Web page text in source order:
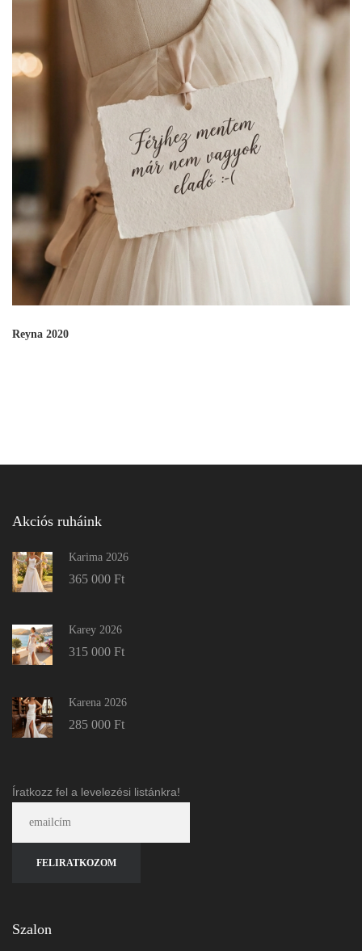
Reyna 2020
Akciós ruháink
Karima 2026
365 000 Ft
Karey 2026
315 000 Ft
Karena 2026
285 000 Ft
Íratkozz fel a levelezési listánkra!
Szalon